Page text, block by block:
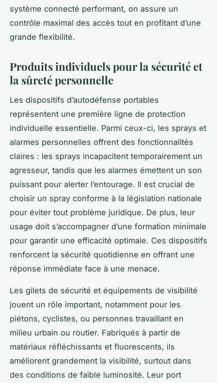
système connecté performant, on assure un
contrôle maximal des accès tout en profitant d’une
grande flexibilité.
Produits individuels pour la sécurité et
la sûreté personnelle
Les dispositifs d’autodéfense portables
représentent une première ligne de protection
individuelle essentielle. Parmi ceux-ci, les sprays et
alarmes personnelles offrent des fonctionnalités
claires : les sprays incapacitent temporairement un
agresseur, tandis que les alarmes émettent un son
puissant pour alerter l’entourage. Il est crucial de
choisir un spray conforme à la législation nationale
pour éviter tout problème juridique. De plus, leur
usage doit s’accompagner d’une formation minimale
pour garantir une efficacité optimale. Ces dispositifs
renforcent la sécurité quotidienne en offrant une
réponse immédiate face à une menace.
Les gilets de sécurité et équipements de visibilité
jouent un rôle important, notamment pour les
piétons, cyclistes, ou personnes travaillant en
milieu urbain ou routier. Fabriqués à partir de
matériaux réfléchissants et fluorescents, ils
améliorent grandement la visibilité, surtout dans
des conditions de faible luminosité. Leur port